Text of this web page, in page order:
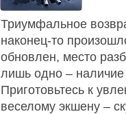
Триумфальное
наконец-то
обновлен, место
лишь одно –
Приготовьтесь к
веселому экшену –